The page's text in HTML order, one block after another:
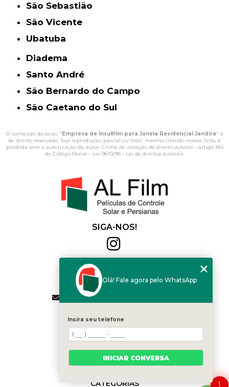
São Sebastião
São Vicente
Ubatuba
Diadema
Santo André
São Bernardo do Campo
São Caetano do Sul
O conteúdo do texto " Empresa de Insulfilm para Janela Residencial Jandira" é
de direito reservado. Sua reprodução, parcial ou total, mesmo citando nossos links, é
proibida sem a autorização do autor. Crime de violação de direito autoral – artigo 184
do Código Penal – Lei 9610/98 - Lei de direitos autorais.
SIGA-NOS!
(11) 2564-4684
(11) 94168-2041
contato.vendas@alfilm.com.br
MENU
HOME
QUEM SOMOS
SERVIÇOS
BLOG
CATEGORIAS
1
Olá! Fale agora pelo WhatsApp
Insira seu telefone
INICIAR CONVERSA